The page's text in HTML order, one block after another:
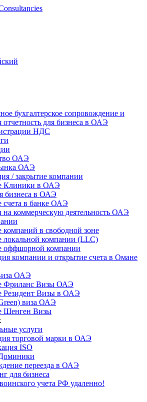
бухгалтерское сопровождение и
отчетность для бизнеса в ОАЭ
НДС
ОАЭ
ОАЭ
/ закрытие компании
Клиники в ОАЭ
бизнеса в ОАЭ
счета в банке ОАЭ
на коммерческую деятельность ОАЭ
в свободной зоне
локальной компании (LLC)
оффшорной компании
компании и открытие счета в Омане
ОАЭ
Фриланс Визы ОАЭ
Резидент Визы в ОАЭ
виза ОАЭ
Шенген Визы
услуги
торговой марки в ОАЭ
ISO
переезда в ОАЭ
для бизнеса
учета РФ удаленно!